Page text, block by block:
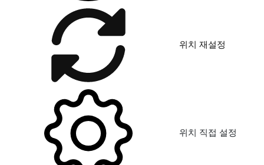
위치 재설정
위치 직접 설정